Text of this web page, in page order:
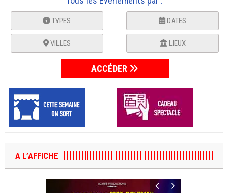
TYPES DATES
VILLES LIEUX
ACCÉDER
A L’AFFICHE